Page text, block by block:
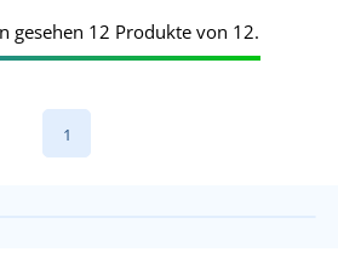
gesehen 12 Produkte von 12.
1